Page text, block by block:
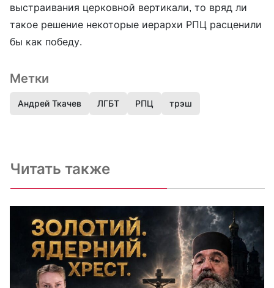
выстраивания церковной вертикали, то вряд ли
такое решение некоторые иерархи РПЦ расценили
бы как победу.
Метки
Андрей Ткачев ЛГБТ РПЦ трэш
Читать также